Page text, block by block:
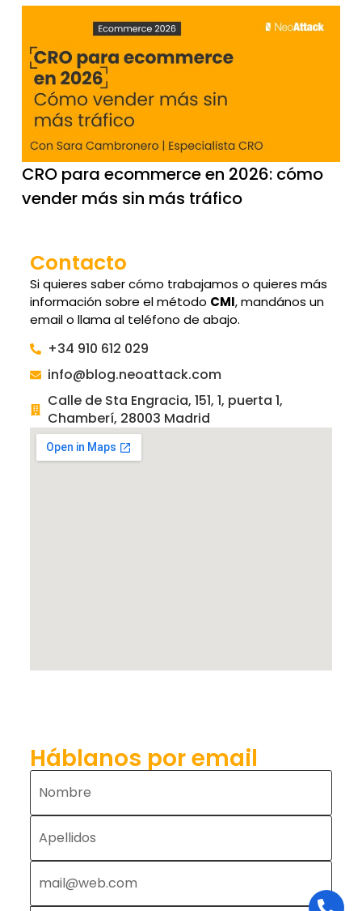
CRO para ecommerce en 2026: cómo
vender más sin más tráfico
Contacto
Si quieres saber cómo trabajamos o quieres más
información sobre el método CMI, mandános un
email o llama al teléfono de abajo.
+34 910 612 029
info@blog.neoattack.com
Calle de Sta Engracia, 151, 1, puerta 1,
Chamberí, 28003 Madrid
Háblanos por email